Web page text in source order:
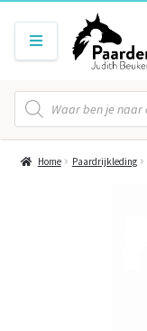
Producten
zoeken
Home Paardrijkleding